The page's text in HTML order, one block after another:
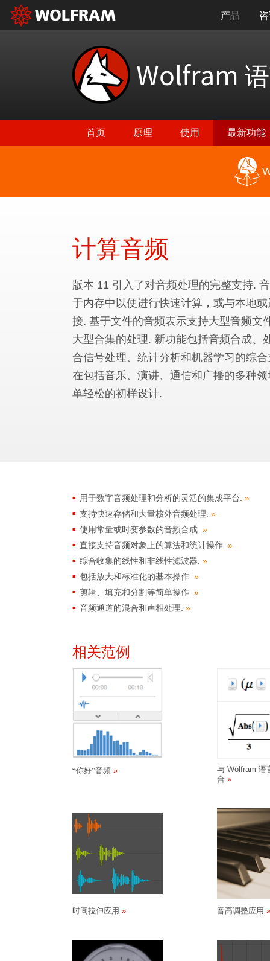
产品
Wolfram
首页 原理 使用 最新功能
计算音频
版本 11 引入了对音频处理的完整支持.
于内存中以便进行快速计算，或与本地
接. 基于文件的音频表示支持大型音频文
大型合集的处理. 新功能包括音频合成、
合信号处理、统计分析和机器学习的综
在包括音乐、演讲、通信和广播的多种
单轻松的初样设计.
用于数字音频处理和分析的灵活的集成平台. »
支持快速存储和大量核外音频处理. »
使用常量或时变参数的音频合成. »
直接支持音频对象上的算法和统计操作. »
综合收集的线性和非线性滤波器. »
包括放大和标准化的基本操作. »
剪辑、填充和分割等简单操作. »
音频通道的混合和声相处理. »
相关范例
“你好”音频
与 Wolfram 语
合
时间拉伸应用 音高调整应用